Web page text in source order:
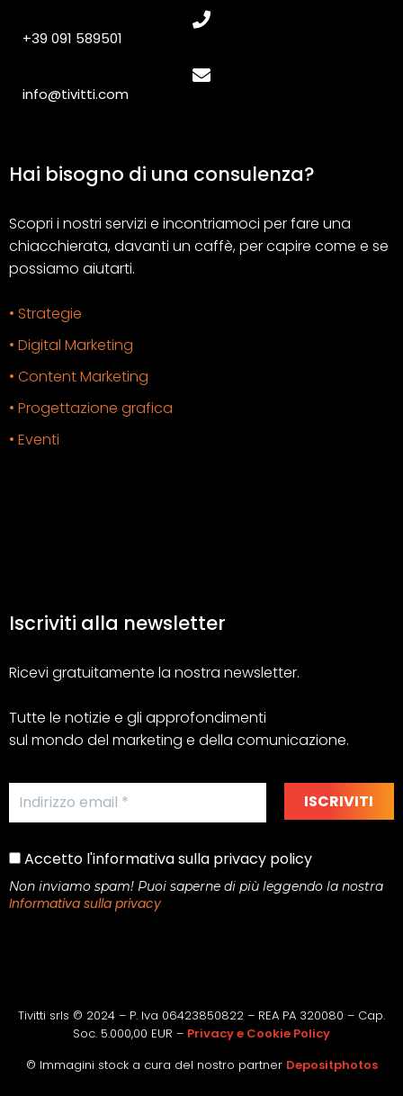
+39 091 589501
info@tivitti.com
Hai bisogno di una consulenza?
Scopri i nostri servizi e incontriamoci per fare una
chiacchierata, davanti un caffè, per capire come e se
possiamo aiutarti.
• Strategie
• Digital Marketing
• Content Marketing
• Progettazione grafica
• Eventi
Iscriviti alla newsletter
Ricevi gratuitamente la nostra newsletter.
Tutte le notizie e gli approfondimenti
sul mondo del marketing e della comunicazione.
Accetto l'informativa sulla privacy policy
Non inviamo spam! Puoi saperne di più leggendo la nostra
Informativa sulla privacy
Tivitti srls © 2024 – P. Iva 06423850822 – REA PA 320080 – Cap.
Soc. 5.000,00 EUR – Privacy e Cookie Policy
© Immagini stock a cura del nostro partner Depositphotos